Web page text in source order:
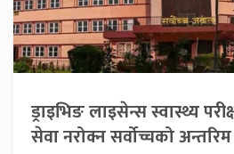
ड्राइभिङ लाइसेन्स स्वास्थ्य
सेवा नरोक्न सर्वोच्चको